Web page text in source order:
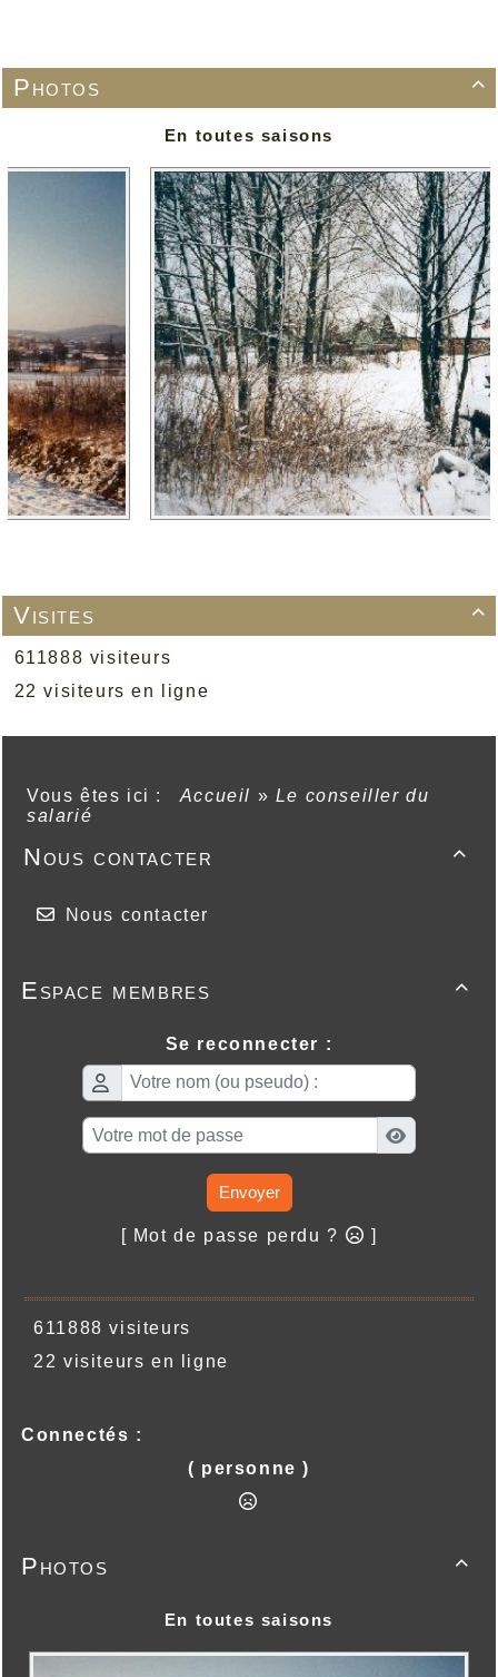

Photos
En toutes saisons

Visites
611888 visiteurs
22 visiteurs en ligne
Vous êtes ici : Accueil » Le conseiller du
salarié

Nous contacter
Nous contacter

Espace membres
Se reconnecter :
Envoyer
[ Mot de passe perdu ? ]
611888 visiteurs
22 visiteurs en ligne
Connectés :
( personne )

Photos
En toutes saisons